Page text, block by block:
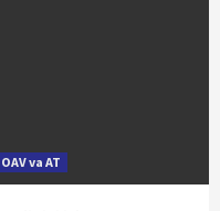
OAV va AT